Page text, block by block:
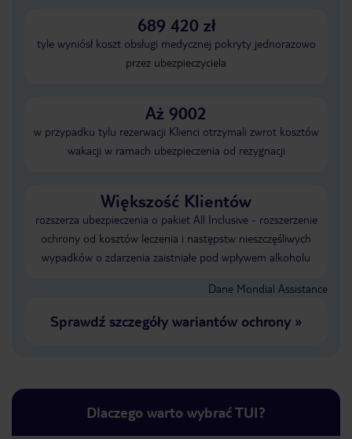
689 420 zł
tyle wyniósł koszt obsługi medycznej pokryty jednorazowo
przez ubezpieczyciela
Aż 9002
w przypadku tylu rezerwacji Klienci otrzymali zwrot kosztów
wakacji w ramach ubezpieczenia od rezygnacji
Większość Klientów
rozszerza ubezpieczenia o pakiet All Inclusive - rozszerzenie
ochrony od kosztów leczenia i następstw nieszczęśliwych
wypadków o zdarzenia zaistniałe pod wpływem alkoholu
Dane Mondial Assistance
Sprawdź szczegóły wariantów ochrony»
Dlaczego warto wybrać TUI?